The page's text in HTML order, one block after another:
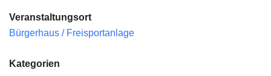
Veranstaltungsort
Bürgerhaus / Freisportanlage
Kategorien